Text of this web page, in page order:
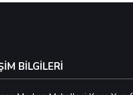
BİLGİLERİ